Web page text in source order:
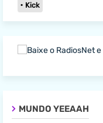
Kick
MUNDO YEEAAH